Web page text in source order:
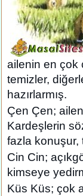
ailenin en çok
temizler,
hazırlarmış.
Çen Çen;
Kardeşlerin
fazla konuşur,
Cin Cin;
kimseye
Küs Küs; çok